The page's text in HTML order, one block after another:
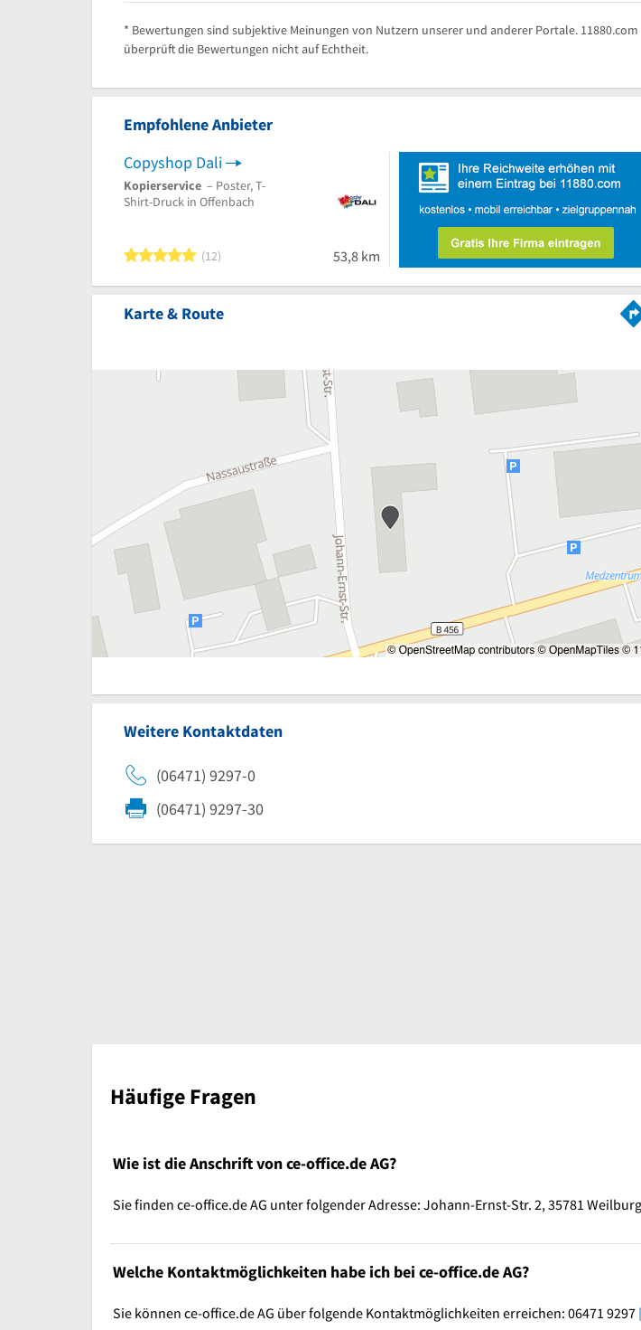
* Bewertungen sind subjektive Meinungen von Nutzern unserer und anderer Portale. 11880.com
überprüft die Bewertungen nicht auf Echtheit.
Empfohlene Anbieter
Copyshop Dali
Kopierservice – Poster, T-
Shirt-Druck in Offenbach
5 von 5 Sternen
12 53,8 km
Karte & Route
Weitere Kontaktdaten
(06471) 9297-0
(06471) 9297-30
Häufige Fragen
Wie ist die Anschrift von ce-office.de AG?
Sie finden ce-office.de AG unter folgender Adresse: Johann-Ernst-Str. 2, 35781
Welche Kontaktmöglichkeiten habe ich bei ce-office.de AG?
Sie können ce-office.de AG über folgende Kontaktmöglichkeiten erreichen: 06471 9297